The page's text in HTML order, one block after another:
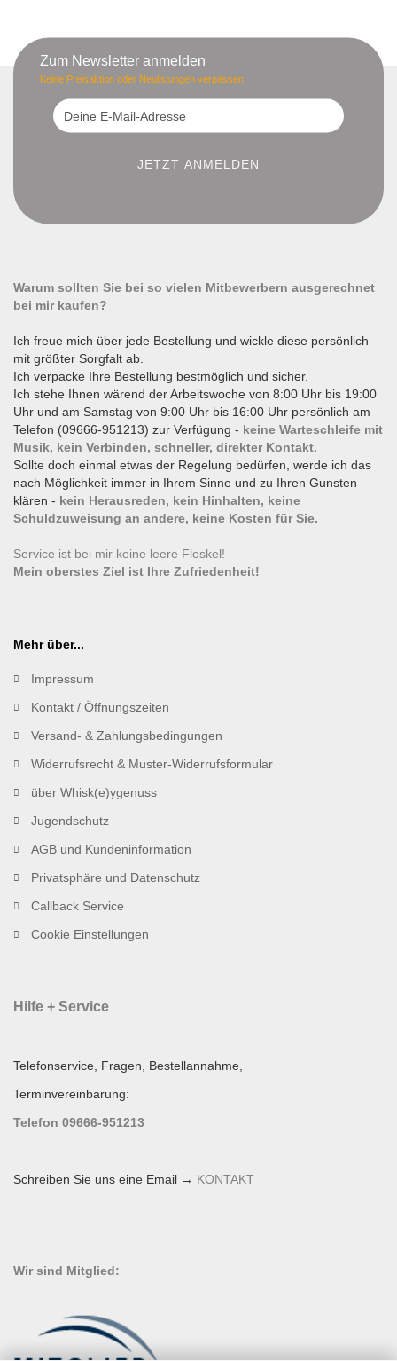
Zum Newsletter anmelden
Keine Preisaktion oder Neulistungen verpassen!
Warum sollten Sie bei so vielen Mitbewerbern ausgerechnet
bei mir kaufen?
Ich freue mich über jede Bestellung und wickle diese persönlich
mit größter Sorgfalt ab.
Ich verpacke Ihre Bestellung bestmöglich und sicher.
Ich stehe Ihnen wärend der Arbeitswoche von 8:00 Uhr bis 19:00
Uhr und am Samstag von 9:00 Uhr bis 16:00 Uhr persönlich am
Telefon (09666-951213) zur Verfügung - keine Warteschleife mit
Musik, kein Verbinden, schneller, direkter Kontakt.
Sollte doch einmal etwas der Regelung bedürfen, werde ich das
nach Möglichkeit immer in Ihrem Sinne und zu Ihren Gunsten
klären - kein Herausreden, kein Hinhalten, keine
Schuldzuweisung an andere, keine Kosten für Sie.
Service ist bei mir keine leere Floskel!
Mein oberstes Ziel ist Ihre Zufriedenheit!
Mehr über...
Impressum
Kontakt / Öffnungszeiten
Versand- & Zahlungsbedingungen
Widerrufsrecht & Muster-Widerrufsformular
über Whisk(e)ygenuss
Jugendschutz
AGB und Kundeninformation
Privatsphäre und Datenschutz
Callback Service
Cookie Einstellungen
Hilfe + Service
Telefonservice, Fragen, Bestellannahme,
Terminvereinbarung:
Telefon 09666-951213
Schreiben Sie uns eine Email → KONTAKT
Wir sind Mitglied: